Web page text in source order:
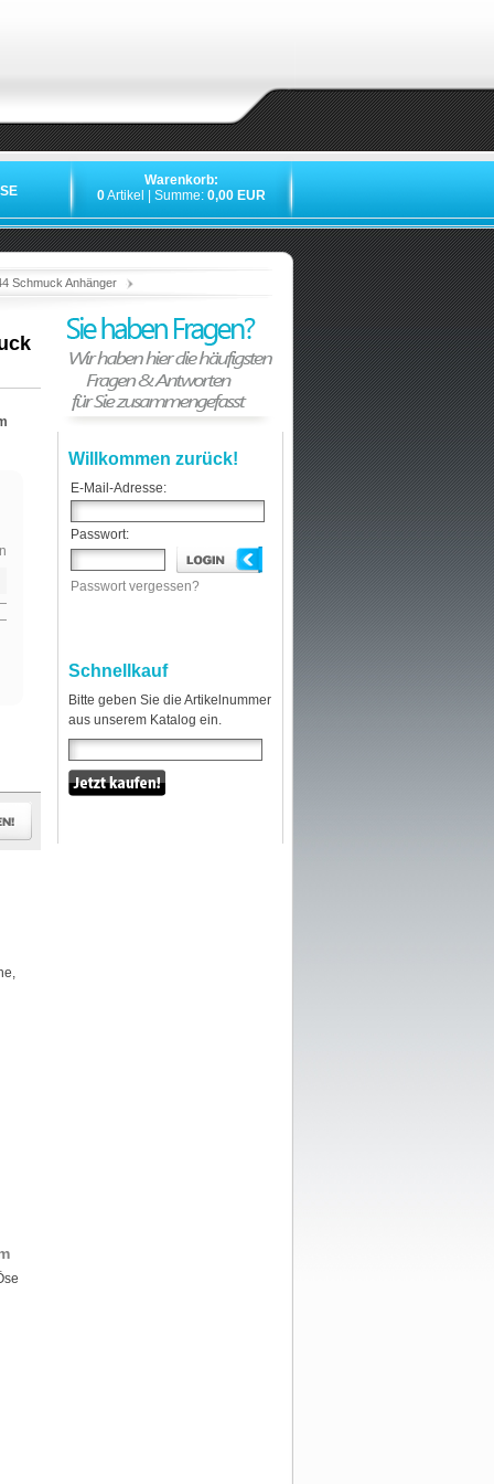
Warenkorb:
0Artikel | Summe: 0,00 EUR
Schmuck Anhänger
Willkommen zurück!
E-Mail-Adresse:
Passwort:
Passwort vergessen?
Schnellkauf
Bitte geben Sie die Artikelnummer
aus unserem Katalog ein.